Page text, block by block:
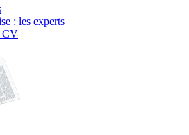
: les experts
CV